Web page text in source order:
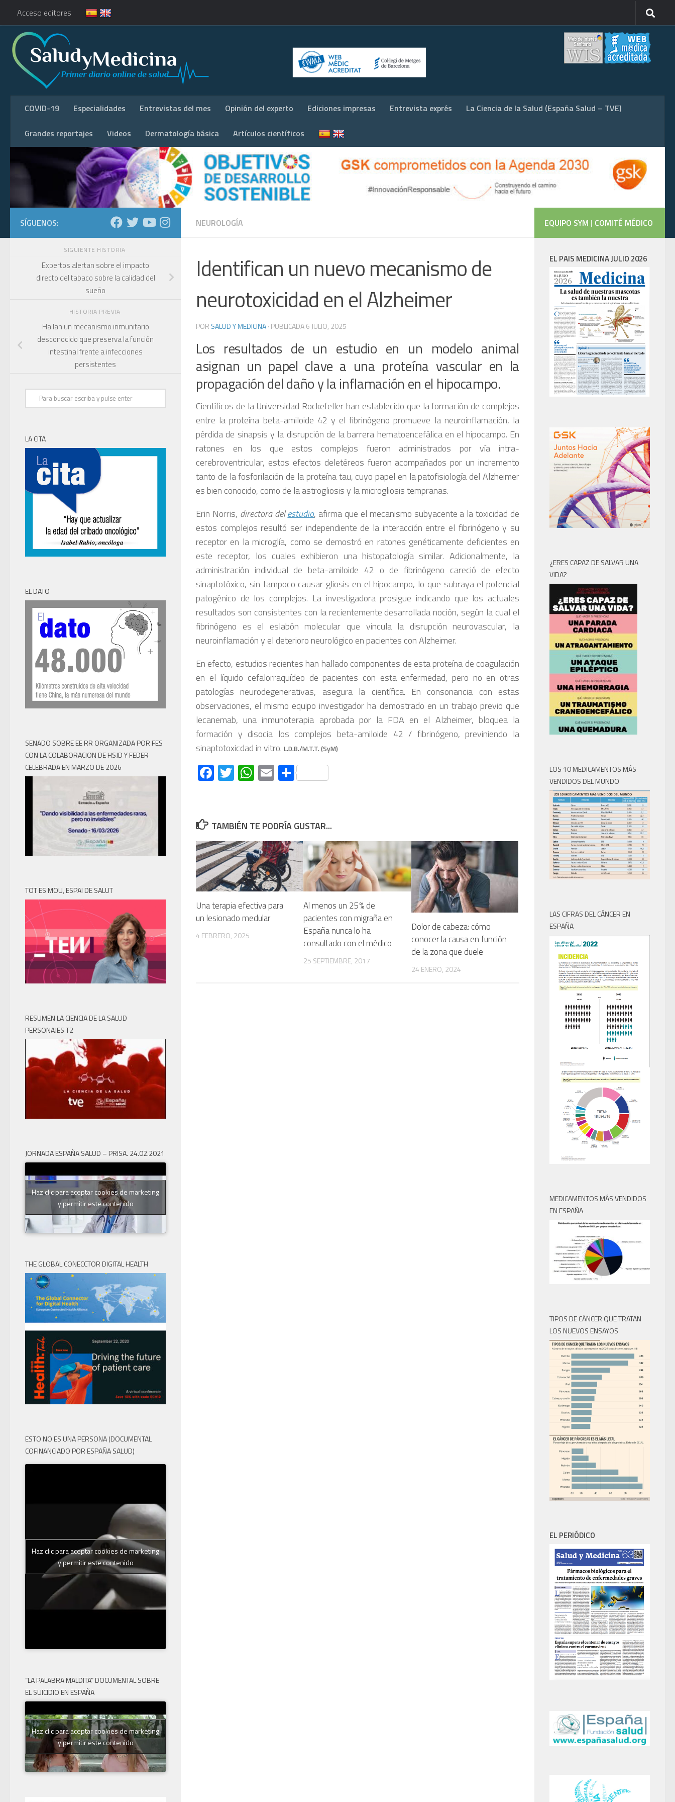
Acceso editores
COVID-19 Especialidades Entrevistas del mes Opinión del experto Ediciones impresas Entrevista exprés La Ciencia de la Salud (España Salud – TVE)
Grandes reportajes Videos Dermatología básica Artículos científicos
NEUROLOGÍA
Identifican un nuevo mecanismo de
neurotoxicidad en el Alzheimer
POR SALUD Y MEDICINA· PUBLICADA6 JULIO, 2025
Los resultados de un estudio en un modelo animal
asignan un papel clave a una proteína vascular en la
propagación del daño y la inflamación en el hipocampo.
Científicos de la Universidad Rockefeller han establecido que la formación de complejos
entre la proteína beta-amiloide 42 y el fibrinógeno promueve la neuroinflamación, la
pérdida de sinapsis y la disrupción de la barrera hematoencefálica en el hipocampo. En
ratones en los que estos complejos fueron administrados por vía intra-
cerebroventricular, estos efectos deletéreos fueron acompañados por un incremento
tanto de la fosforilación de la proteína tau, cuyo papel en la patofisiología del Alzheimer
es bien conocido, como de la astrogliosis y la microgliosis tempranas.
Erin Norris, directora delestudio, afirma que el mecanismo subyacente a la toxicidad de
estos complejos resultó ser independiente de la interacción entre el fibrinógeno y su
receptor en la microglía, como se demostró en ratones genéticamente deficientes en
este receptor, los cuales exhibieron una histopatología similar. Adicionalmente, la
administración individual de beta-amiloide 42 o de fibrinógeno careció de efecto
sinaptotóxico, sin tampoco causar gliosis en el hipocampo, lo que subraya el potencial
patogénico de los complejos. La investigadora prosigue indicando que los actuales
resultados son consistentes con la recientemente desarrollada noción, según la cual el
fibrinógeno es el eslabón molecular que vincula la disrupción neurovascular, la
neuroinflamación y el deterioro neurológico en pacientes con Alzheimer.
En efecto, estudios recientes han hallado componentes de esta proteína de coagulación
en el líquido cefalorraquídeo de pacientes con esta enfermedad, pero no en otras
patologías neurodegenerativas, asegura la científica. En consonancia con estas
observaciones, el mismo equipo investigador ha demostrado en un trabajo previo que
lecanemab, una inmunoterapia aprobada por la FDA en el Alzheimer, bloquea la
formación y disocia los complejos beta-amiloide 42 / fibrinógeno, previniendo la
sinaptotoxicdad in vitro. L.D.B./M.T.T. (SyM)
Facebook
Twitter
WhatsApp
EmailCompartir
TAMBIÉN TE PODRÍA GUSTAR...
Una terapia efectiva para
un lesionado medular
4 FEBRERO, 2025
Al menos un 25% de
pacientes con migraña en
España nunca lo ha
consultado con el médico
25 SEPTIEMBRE, 2017
Dolor de cabeza: cómo
conocer la causa en función
de la zona que duele
24 ENERO, 2024
SÍGUENOS:
SIGUIENTE HISTORIA
Expertos alertan sobre el impacto
directo del tabaco sobre la calidad del
sueño
HISTORIA PREVIA
Hallan un mecanismo inmunitario
desconocido que preserva la función
intestinal frente a infecciones
persistentes
LA CITA
EL DATO
SENADO SOBRE EE RR ORGANIZADA POR FES
CON LA COLABORACION DE HSJD Y FEDER
CELEBRADA EN MARZO DE 2026
TOT ES MOU, ESPAI DE SALUT
RESUMEN LA CIENCIA DE LA SALUD
PERSONAJES T2
JORNADA ESPAÑA SALUD – PRISA. 24.02.2021
Haz clic para aceptar cookies de marketing
y permitir este contenido
THE GLOBAL CONECCTOR DIGITAL HEALTH
ESTO NO ES UNA PERSONA (DOCUMENTAL
COFINANCIADO POR ESPAÑA SALUD)
Haz clic para aceptar cookies de marketing
y permitir este contenido
“LA PALABRA MALDITA” DOCUMENTAL SOBRE
EL SUICIDIO EN ESPAÑA
Haz clic para aceptar cookies de marketing
y permitir este contenido
EQUIPO SYM | COMITÉ MÉDICO
EL PAIS MEDICINA JULIO 2026
¿ERES CAPAZ DE SALVAR UNA
VIDA?
LOS 10 MEDICAMENTOS MÁS
VENDIDOS DEL MUNDO
LAS CIFRAS DEL CÁNCER EN
ESPAÑA
MEDICAMENTOS MÁS VENDIDOS
EN ESPAÑA
TIPOS DE CÁNCER QUE TRATAN
LOS NUEVOS ENSAYOS
EL PERIÓDICO